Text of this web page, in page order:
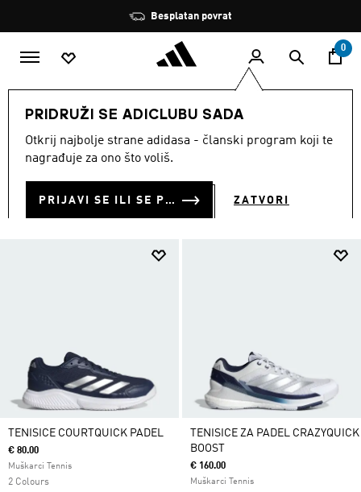
Zaustavi
rotaciju
Besplatan povrat
0
PRIDRUŽI SE ADICLUBU SADA
Otkrij najbolje strane adidasa - članski program koji te
nagrađuje za ono što voliš.
PRIJAVI SE ILI SE PRIDRUŽI SADA ZATVORI
SPORTOVI Ostali sportovi Padel
OBUĆA
TENISICE COURTQUICK PADEL
€ 80.00
Muškarci Tennis
2 Colours
TENISICE ZA PADEL CRAZYQUICK
BOOST
€ 160.00
Muškarci Tennis